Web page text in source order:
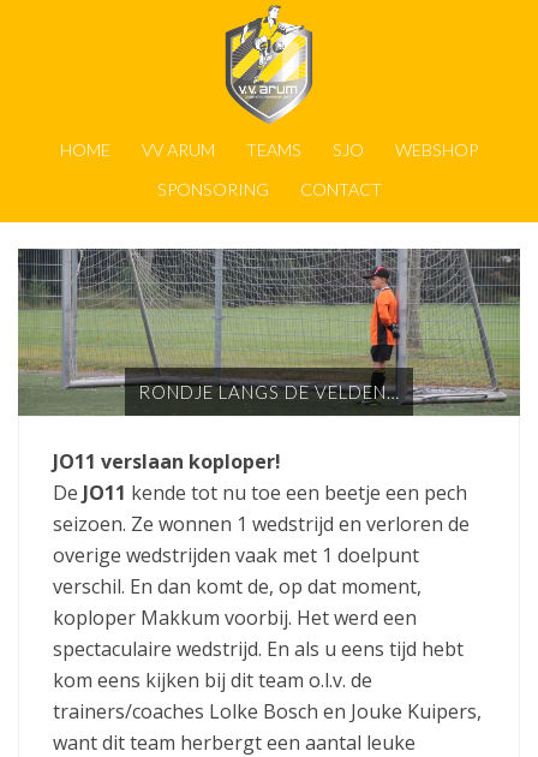
HOME VV ARUM TEAMS SJO
WEBSHOP
SPONSORING
CONTACT
RONDJE LANGS DE VELDEN…
JO11 verslaan koploper!
De JO11 kende tot nu toe een beetje een pech
seizoen. Ze wonnen 1 wedstrijd en verloren de
overige wedstrijden vaak met 1 doelpunt
verschil. En dan komt de, op dat moment,
koploper Makkum voorbij. Het werd een
spectaculaire wedstrijd. En als u eens tijd hebt
kom eens kijken bij dit team o.l.v. de
trainers/coaches Lolke Bosch en Jouke Kuipers,
want dit team herbergt een aantal leuke